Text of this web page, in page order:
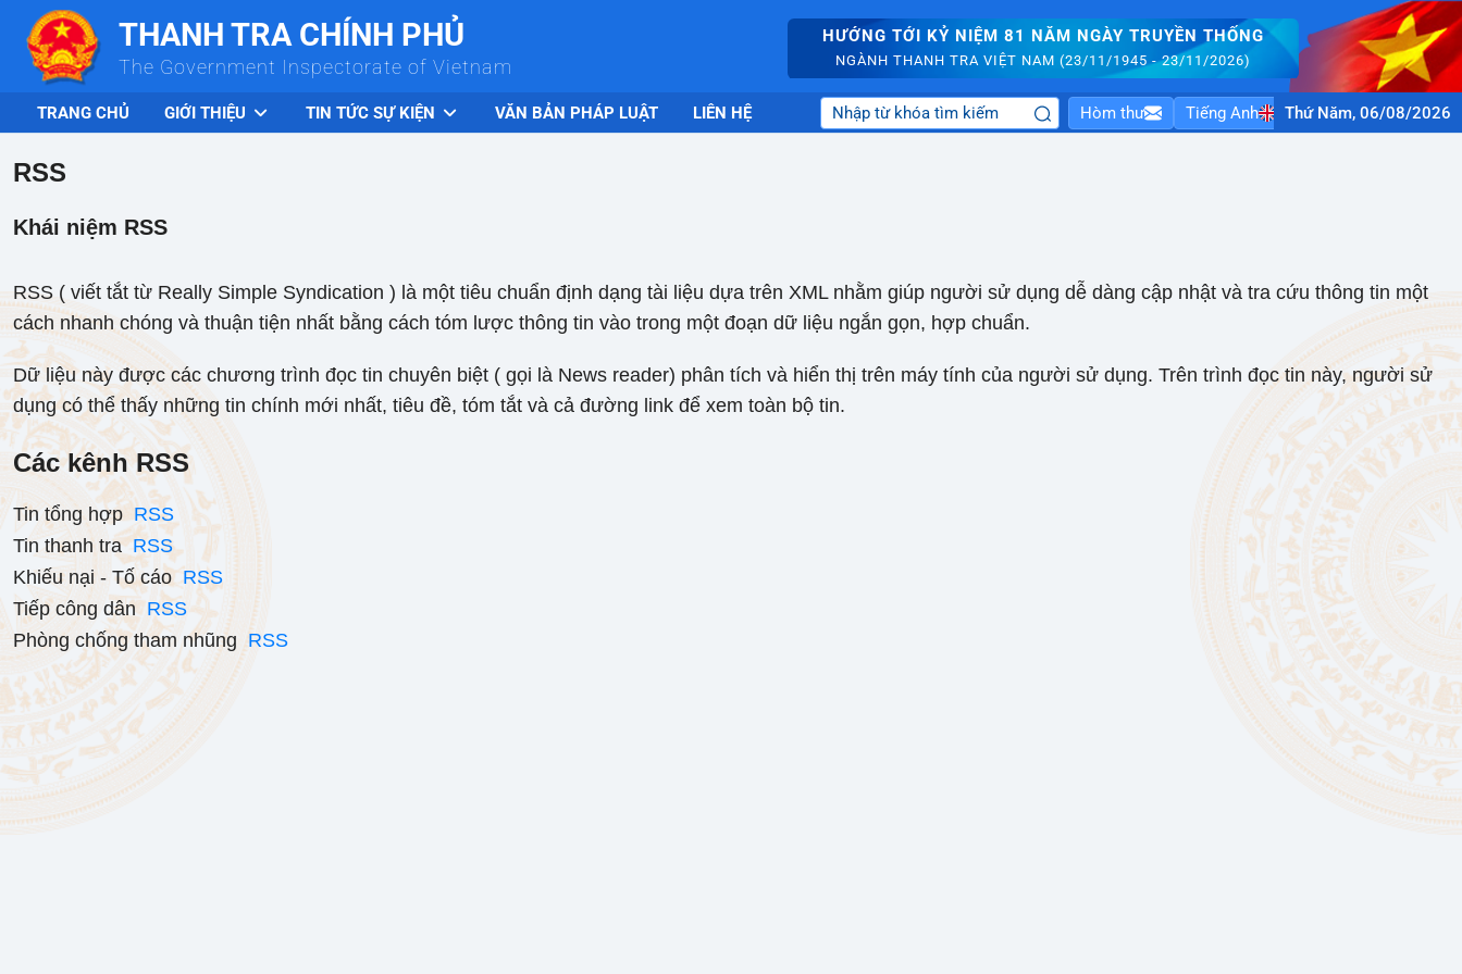
Skip to Main ContentTHANH TRA CHÍNH PHỦ
The Government Inspectorate of Vietnam
HƯỚNG TỚI KỶ NIỆM 81 NĂM NGÀY TRUYỀN THỐNG
NGÀNH THANH TRA VIỆT NAM (23/11/1945 - 23/11/2026)
TRANG CHỦ GIỚI THIỆU TIN TỨC SỰ KIỆN VĂN BẢN PHÁP LUẬT LIÊN HỆ Hòm thư Tiếng Anh Thứ Năm, 06/08/2026
RSS
Khái niệm RSS
RSS ( viết tắt từ Really Simple Syndication ) là một tiêu chuẩn định dạng tài liệu dựa trên XML nhằm giúp người sử dụng dễ dàng cập nhật và tra cứu thông tin một
cách nhanh chóng và thuận tiện nhất bằng cách tóm lược thông tin vào trong một đoạn dữ liệu ngắn gọn, hợp chuẩn.
Dữ liệu này được các chương trình đọc tin chuyên biệt ( gọi là News reader) phân tích và hiển thị trên máy tính của người sử dụng. Trên trình đọc tin này, người sử
dụng có thể thấy những tin chính mới nhất, tiêu đề, tóm tắt và cả đường link để xem toàn bộ tin.
Các kênh RSS
Tin tổng hợp RSS
Tin thanh tra RSS
Khiếu nại - Tố cáo RSS
Tiếp công dân RSS
Phòng chống tham nhũng RSS